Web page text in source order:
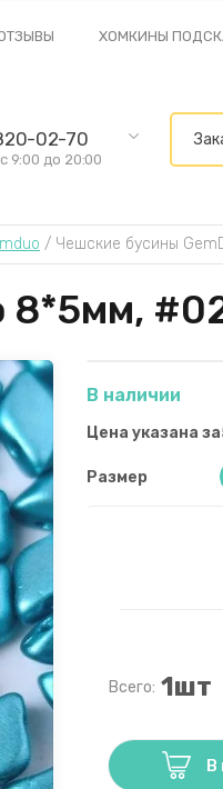
ХОМКИНЫ
02-70
9:00 до 20:00
/ Чешские бусины
8*5мм,
В наличии
Цена указана за
Размер
Всего: 1шт
В